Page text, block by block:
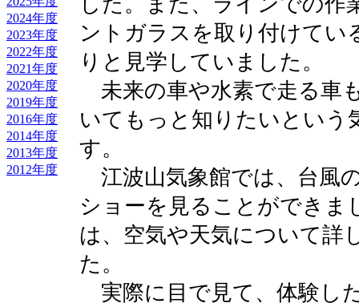
2024年度
2023年度
2022年度
2021年度
2020年度
2019年度
2016年度
2014年度
2013年度
2012年度
ントガラスを取り付けてい
りと見学していました。
未来の車や水素で走る車
いてもっと知りたいという
す。
江波山気象館では、台風
ショーを見ることができま
は、空気や天気について詳
た。
実際に目で見て、体験し